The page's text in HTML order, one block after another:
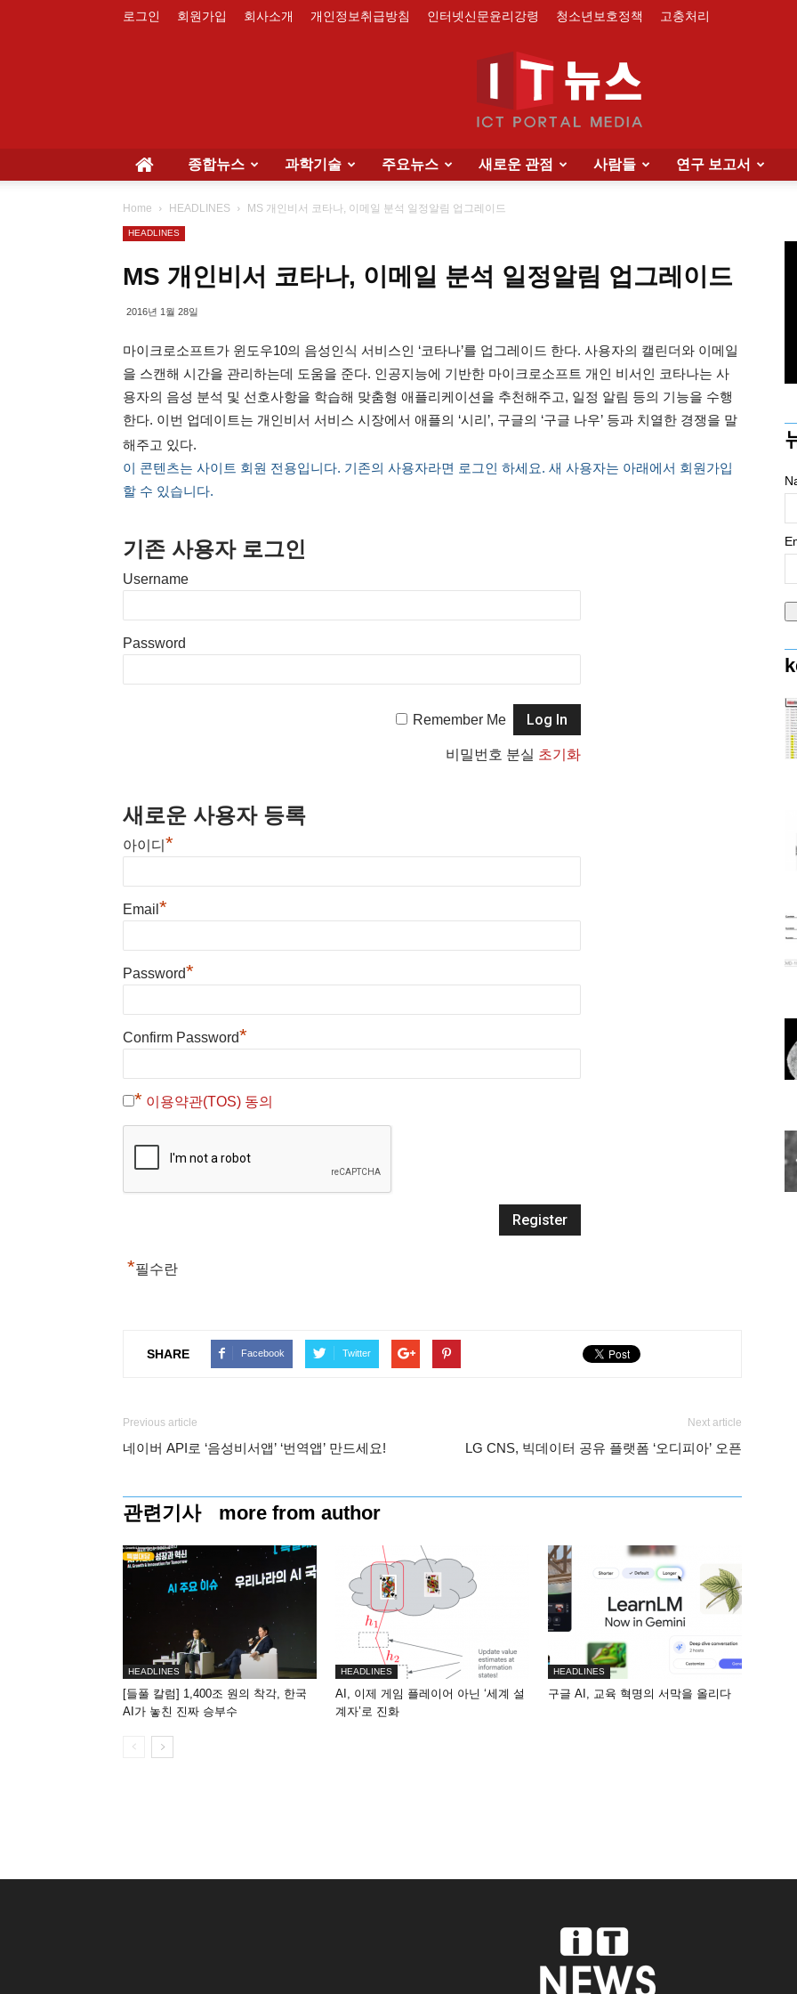
로그인 회원가입 회사소개 개인정보취급방침 인터넷신문윤리강령 청소년보호정책 고충처리
종합뉴스 과학기술 주요뉴스 새로운 관점 사람들 연구 보고서
Home HEADLINES MS 개인비서 코타나, 이메일 분석 일정알림 업그레이드
HEADLINES
MS 개인비서 코타나, 이메일 분석 일정알림 업그레이드
2016년 1월 28일
마이크로소프트가 윈도우10의 음성인식 서비스인 ‘코타나’를 업그레이드 한다. 사용자의 캘린더와 이메일
을 스캔해 시간을 관리하는데 도움을 준다. 인공지능에 기반한 마이크로소프트 개인 비서인 코타나는 사
용자의 음성 분석 및 선호사항을 학습해 맞춤형 애플리케이션을 추천해주고, 일정 알림 등의 기능을 수행
한다. 이번 업데이트는 개인비서 서비스 시장에서 애플의 ‘시리’, 구글의 ‘구글 나우’ 등과 치열한 경쟁을 말
해주고 있다.
이 콘텐츠는 사이트 회원 전용입니다. 기존의 사용자라면 로그인 하세요. 새 사용자는 아래에서 회원가입
할 수 있습니다.
기존 사용자 로그인
Username
Password
Remember Me
비밀번호 분실 초기화
새로운 사용자 등록
아이디 *
Email *
Password*
Confirm Password*
* 이용약관(TOS) 동의
*필수란
SHARE Facebook Twitter
Previous article
네이버 API로 ‘음성비서앱’ ‘번역앱’ 만드세요!
Next article
LG CNS, 빅데이터 공유 플랫폼 ‘오디피아’ 오픈
관련기사 more from author
HEADLINES
[들풀 칼럼] 1,400조 원의 착각, 한국
AI가 놓친 진짜 승부수
HEADLINES
AI, 이제 게임 플레이어 아닌 ‘세계 설
계자’로 진화
HEADLINES
구글 AI, 교육 혁명의 서막을 올리다